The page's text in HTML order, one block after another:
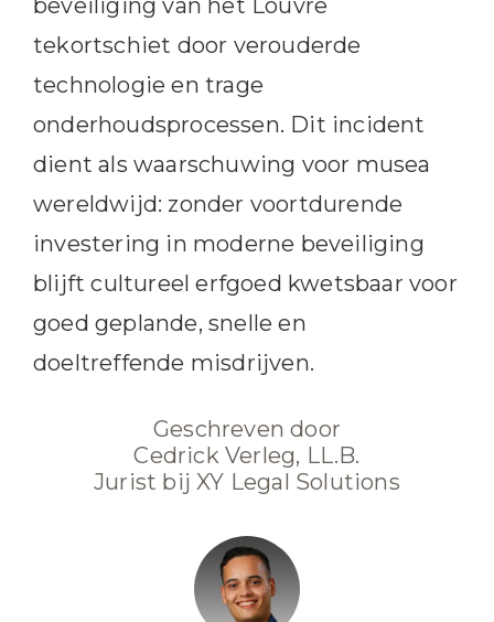
beveiliging van het Louvre
tekortschiet door verouderde
technologie en trage
onderhoudsprocessen. Dit incident
dient als waarschuwing voor musea
wereldwijd: zonder voortdurende
investering in moderne beveiliging
blijft cultureel erfgoed kwetsbaar voor
goed geplande, snelle en
doeltreffende misdrijven.
Geschreven door
Cedrick Verleg, LL.B.
Jurist bij XY Legal Solutions